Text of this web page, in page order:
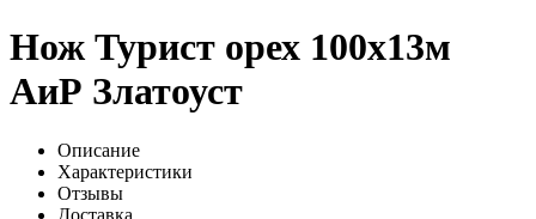
Нож Турист орех 100х13м
АиР Златоуст
Описание
Характеристики
Отзывы
Доставка